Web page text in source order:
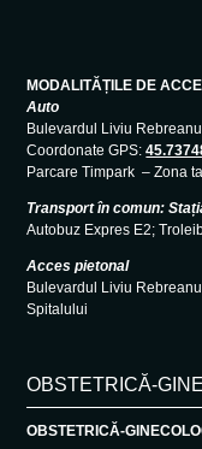
MODALITĂȚILE DE
Auto
Bulevardul Liviu
Coordonate GPS:
Parcare Timpark – Zona
Transport în comun:
Autobuz Expres E2;
Acces pietonal
Bulevardul Liviu
Spitalului
OBSTETRICĂ-
OBSTETRICĂ-